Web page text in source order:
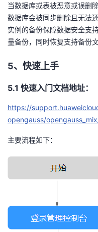
当数据库或表被恶意或误删
数据库会被同步删除且无法
实例的备份保障数据安全支
量备份，同时恢复支持备份
5、快速上手
5.1 快速入门文档地址：
https://
opengauss/
主要流程如下：